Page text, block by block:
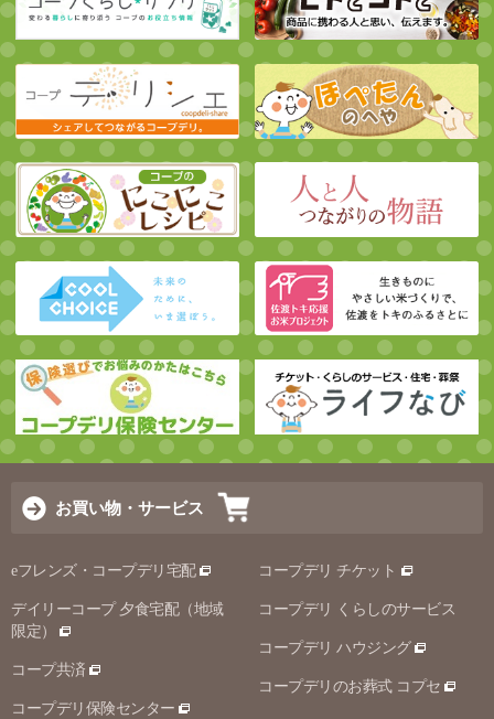
お買い物・サービス
eフレンズ・コープデリ宅配
デイリーコープ 夕食宅配（地域
限定）
コープ共済
コープデリ保険センター
コープデリ チケット
コープデリ くらしのサービス
コープデリ ハウジング
コープデリのお葬式 コプセ